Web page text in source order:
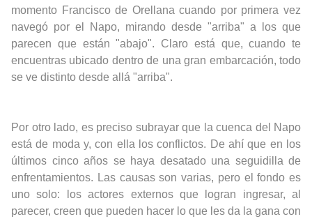
momento Francisco de Orellana cuando por primera vez
navegó por el Napo, mirando desde "arriba" a los que
parecen que están "abajo". Claro está que, cuando te
encuentras ubicado dentro de una gran embarcación, todo
se ve distinto desde allá "arriba".
Por otro lado, es preciso subrayar que la cuenca del Napo
está de moda y, con ella los conflictos. De ahí que en los
últimos cinco años se haya desatado una seguidilla de
enfrentamientos. Las causas son varias, pero el fondo es
uno solo: los actores externos que logran ingresar, al
parecer, creen que pueden hacer lo que les da la gana con